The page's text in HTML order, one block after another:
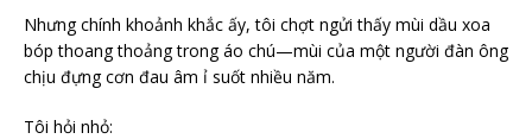
Nhưng chính khoảnh khắc ấy, tôi chợt ngửi thấy mùi dầu xoa
bóp thoang thoảng trong áo chú—mùi của một người đàn ông
chịu đựng cơn đau âm ỉ suốt nhiều năm.
Tôi hỏi nhỏ: